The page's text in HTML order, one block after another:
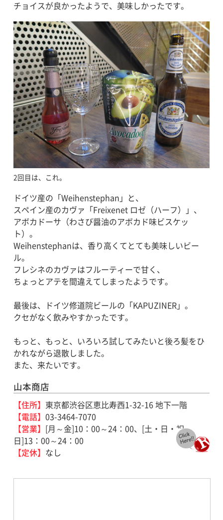
チョイスが良かったようで、美味しかったです。
2回目は、これ。
ドイツ産の「Weihenstephan」と、
スペイン産のカヴァ「Freixenet ロゼ（ハーフ）」、
アボカドーサ（わさび醤油のアボカド味ビスケッ
ト）。
Weihenstephanは、香り高くてとても美味しいビー
ル。
フレシネのカヴァはフルーティーで甘く、
ちょっとアテを間違えてしまったようです。
最後は、ドイツ修道院ビールの「KAPUZINER」。
クセがなく飲みやすかったです。
もっと、もっと、いろいろ試してみたいと後ろ髪をひ
かれながら退散しました。
また、来たいです。
山本商店
【住所】 東京都渋谷区恵比寿西1-32-16 地下一階
【電話】03-3464-7070
【営業】 [月～金]10：00～24：00、[土・日・祝
日]13：00～24：00
【定休】 なし